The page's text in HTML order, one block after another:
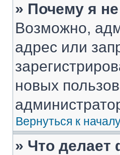
» Почему я
Возможно,
адрес или
новых
Вернуться к
» Что делает